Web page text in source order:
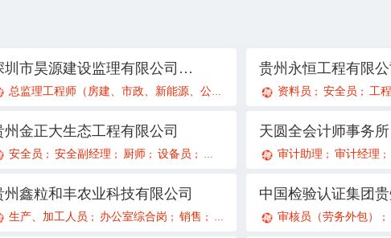
深圳市昊源建设监理有限公司贵阳观山湖分公司
总监理工程师（房建、市政、新能源、公路） 专业监理工程师/总代； 监
贵州永恒工程有限公
资料员 ； 安全员 ； 工
州金正大生态工程有限公司
安全员 ； 安全副经理 ； 厨师 ； 设备员 ； 环保管理员 ； 设备工程师 ； 电气工程师
审计助理 ； 审计经理 ；
州鑫粒和丰农业科技有限公司
生产、加工人员 ； 办公室综合岗 ； 销售 ； 会计助理兼文员； 种子试验示范、
中国检验认证集团贵
审核员（劳务外包） ；